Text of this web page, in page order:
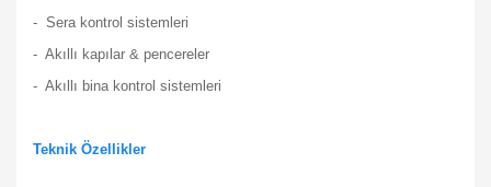
- Sera kontrol sistemleri
- Akıllı kapılar & pencereler
- Akıllı bina kontrol sistemleri
Teknik Özellikler